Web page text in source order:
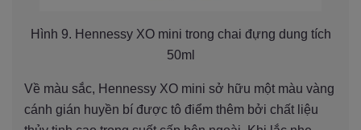
Hình 9. Hennessy XO mini trong chai đựng dung tích
50ml
Về màu sắc, Hennessy XO mini sở hữu một màu vàng
cánh gián huyền bí được tô điểm thêm bởi chất liệu